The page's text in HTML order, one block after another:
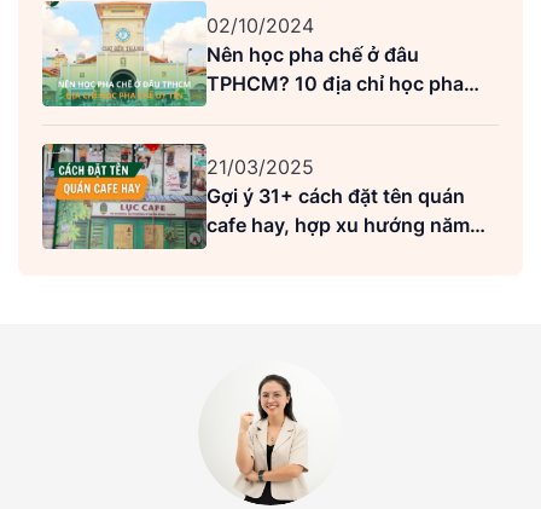
02/10/2024
Nên học pha chế ở đâu
TPHCM? 10 địa chỉ học pha
21/03/2025
Gợi ý 31+ cách đặt tên quán
cafe hay, hợp xu hướng năm